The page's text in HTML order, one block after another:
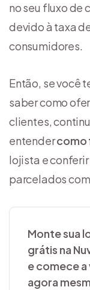
no seu fluxo de
devido à taxa
consumidores.
Então, se você
saber como
clientes,
entendercomo
lojista e
parcelados
Monte sua
grátis na
e comece
agora